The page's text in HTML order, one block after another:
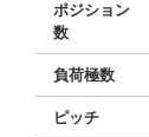
ポジション
数
負荷極数
ピッチ